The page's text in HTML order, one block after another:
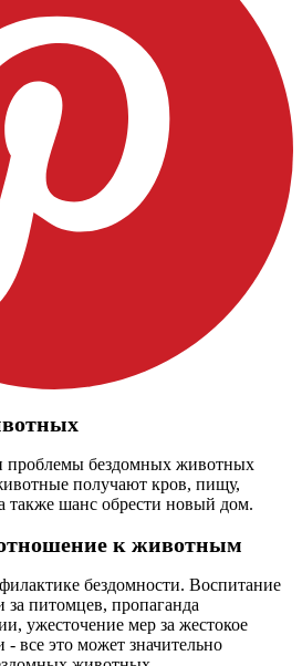
бездомных животных
получают кров, пищу,
также шанс обрести новый дом.
к животным
бездомности. Воспитание
за питомцев, пропаганда
ужесточение мер за жестокое
все это может значительно